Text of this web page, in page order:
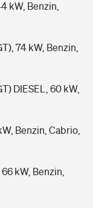
kW, Benzin,
74 kW, Benzin,
DIESEL, 60 kW,
Benzin, Cabrio,
kW, Benzin,